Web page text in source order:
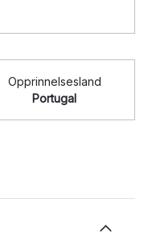
Opprinnelsesland
Portugal